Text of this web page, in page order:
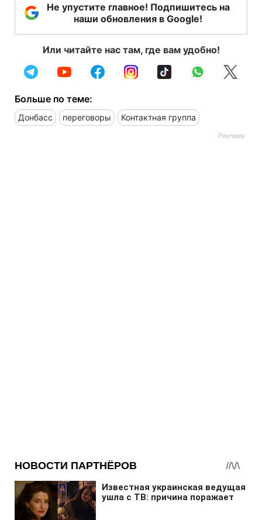
Не упустите главное! Подпишитесь на
наши обновления в Google!
Или читайте нас там, где вам удобно!
Больше по теме:
Донбасс переговоры Контактная группа